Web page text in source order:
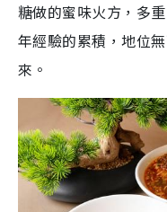
糖做的蜜味火方，多
年經驗的累積，地位
來。